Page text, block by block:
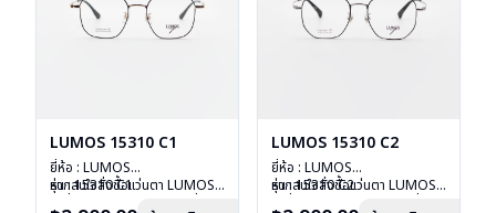
LUMOS 15310 C1
ยี่ห้อ : LUMOS
รุ่น : 15310 C1
หากสนใจสั่งชื้อแว่นตา LUMOS
LUMOS 15310 C2
ยี่ห้อ : LUMOS
รุ่น : 15310 C2
หากสนใจสั่งชื้อแว่นตา LUMOS